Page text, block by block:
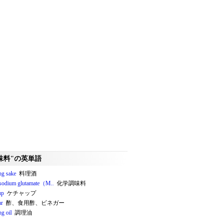
料"の英単語
sake 料理酒
glutamate（M.. 化学調味料
ケチャップ
酢、食用酢、ビネガー
oil 調理油